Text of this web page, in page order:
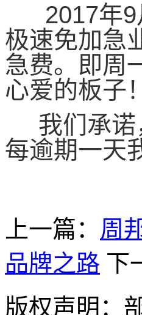
2017年9
极速免加急
急费。即周
心爱的板子！
我们承诺
每逾期一天
上一篇： 周
品牌之路 下
版权声明：